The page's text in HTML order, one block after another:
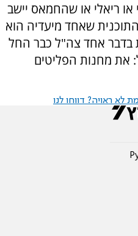
ריאלי או שהחמאס יישב
שאחד מיעדיה הוא
בדבר אחד צה"ל כבר החל
את מחנות הפליטים
לא ראויה? דווחו לנו